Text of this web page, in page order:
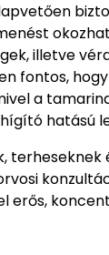
illetve
fontos,
a
hatású
erős,